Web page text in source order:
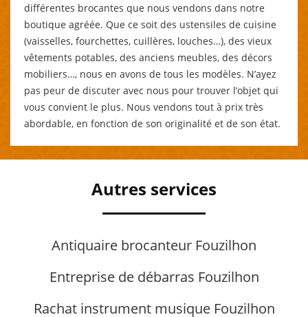
différentes brocantes que nous vendons dans notre
boutique agréée. Que ce soit des ustensiles de cuisine
(vaisselles, fourchettes, cuillères, louches…), des vieux
vêtements potables, des anciens meubles, des décors
mobiliers…, nous en avons de tous les modèles. N’ayez
pas peur de discuter avec nous pour trouver l’objet qui
vous convient le plus. Nous vendons tout à prix très
abordable, en fonction de son originalité et de son état.
Autres services
Antiquaire brocanteur Fouzilhon
Entreprise de débarras Fouzilhon
Rachat instrument musique Fouzilhon